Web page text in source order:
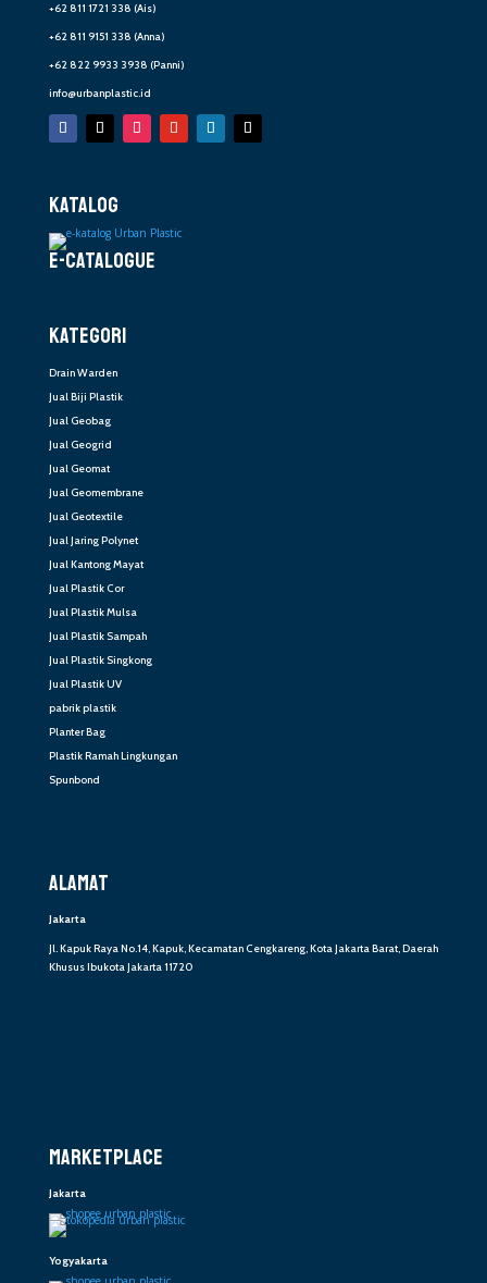
+62 811 1721 338 (Ais)
+62 811 9151 338 (Anna)
+62 822 9933 3938 (Panni)
info@urbanplastic.id
KATALOG
E-CATALOGUE
KATEGORI
Drain Warden
Jual Biji Plastik
Jual Geobag
Jual Geogrid
Jual Geomat
Jual Geomembrane
Jual Geotextile
Jual Jaring Polynet
Jual Kantong Mayat
Jual Plastik Cor
Jual Plastik Mulsa
Jual Plastik Sampah
Jual Plastik Singkong
Jual Plastik UV
pabrik plastik
Planter Bag
Plastik Ramah Lingkungan
Spunbond
ALAMAT
Jakarta
Jl. Kapuk Raya No.14, Kapuk, Kecamatan Cengkareng, Kota Jakarta Barat, Daerah
Khusus Ibukota Jakarta 11720
MARKETPLACE
Jakarta
Yogyakarta